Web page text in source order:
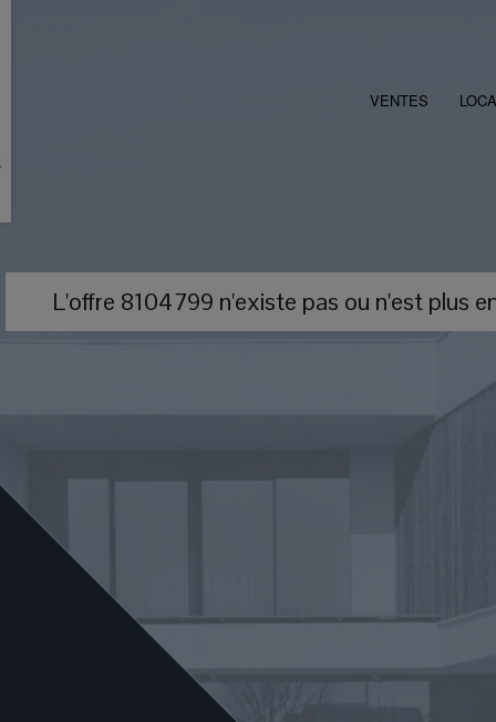
VENTES
L'offre 8104799 n'existe pas ou n'est plus